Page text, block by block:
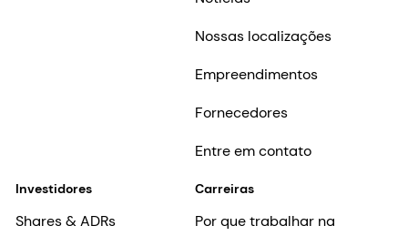
Nossas localizações
Empreendimentos
Fornecedores
Entre em contato
Investidores
Shares & ADRs
Carreiras
Por que trabalhar na